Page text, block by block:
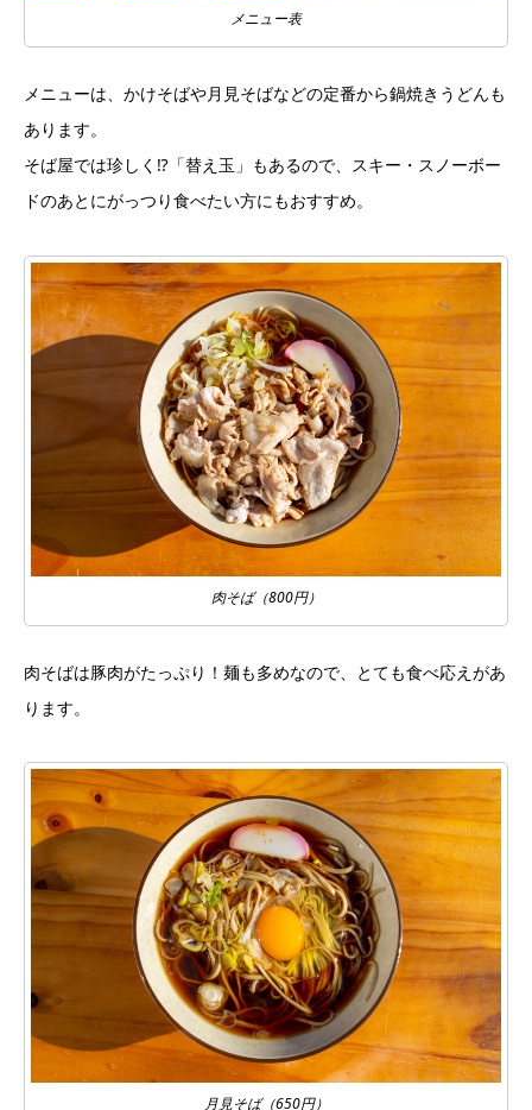
メニュー表
メニューは、かけそばや月見そばなどの定番から鍋焼きうどんも
あります。
そば屋では珍しく⁉「替え玉」もあるので、スキー・スノーボー
ドのあとにがっつり食べたい方にもおすすめ。
肉そば（800円）
肉そばは豚肉がたっぷり！麺も多めなので、とても食べ応えがあ
ります。
月見そば（650円）